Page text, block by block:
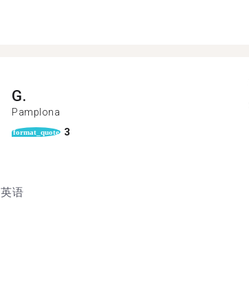
G.
Pamplona
format_quote 3
英语